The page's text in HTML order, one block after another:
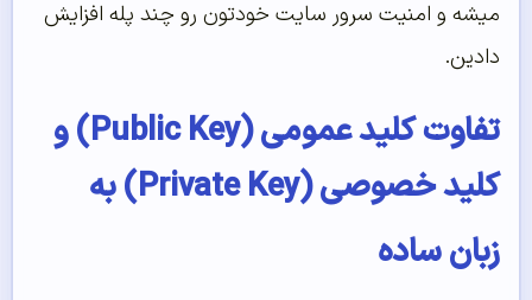
میشه و امنیت سرور سایت خودتون رو چند پله افزایش
دادین.
تفاوت کلید عمومی (Public Key) و
کلید خصوصی (Private Key) به
زبان ساده